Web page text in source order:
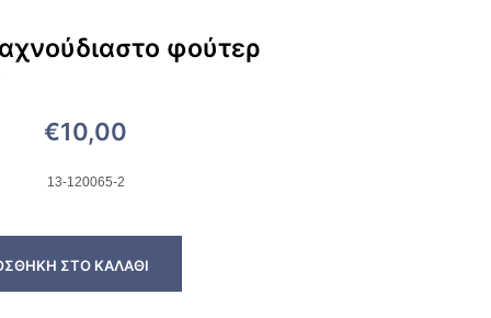
φούτερ
€10,00
13-120065-2
ΣΤΟ ΚΑΛΆΘΙ